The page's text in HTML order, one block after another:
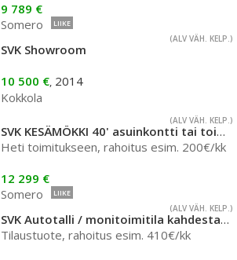
9 789 €
Somero
LIIKE
(ALV VÄH. KELP.)
SVK Showroom
10 500 €, 2014
Kokkola
(ALV VÄH. KELP.)
SVK KESÄMÖKKI 40' asuinkontti tai toimisto, nro 876
Heti toimitukseen, rahoitus esim. 200€/kk
12 299 €
Somero
LIIKE
(ALV VÄH. KELP.)
SVK Autotalli / monitoimitila kahdesta 9m kontista
Tilaustuote, rahoitus esim. 410€/kk